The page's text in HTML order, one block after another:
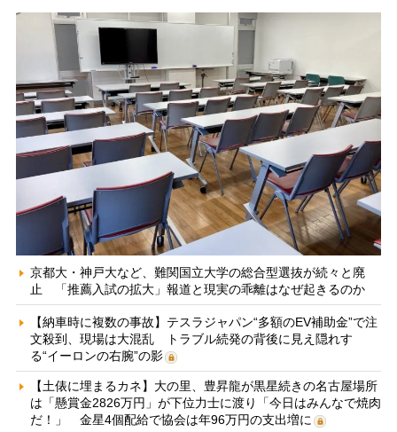
京都大・神戸大など、難関国立大学の総合型選抜が続々と廃
止 「推薦入試の拡大」報道と現実の乖離はなぜ起きるのか
【納車時に複数の事故】テスラジャパン“多額のEV補助金”で注
文殺到、現場は大混乱 トラブル続発の背後に見え隠れす
る“イーロンの右腕”の影
【土俵に埋まるカネ】大の里、豊昇龍が黒星続きの名古屋場所
は「懸賞金2826万円」が下位力士に渡り「今日はみんなで焼肉
だ！」 金星4個配給で協会は年96万円の支出増に